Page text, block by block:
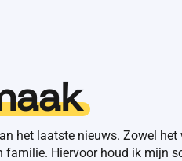
het laatste nieuws. Zowel
familie. Hiervoor houd ik mijn